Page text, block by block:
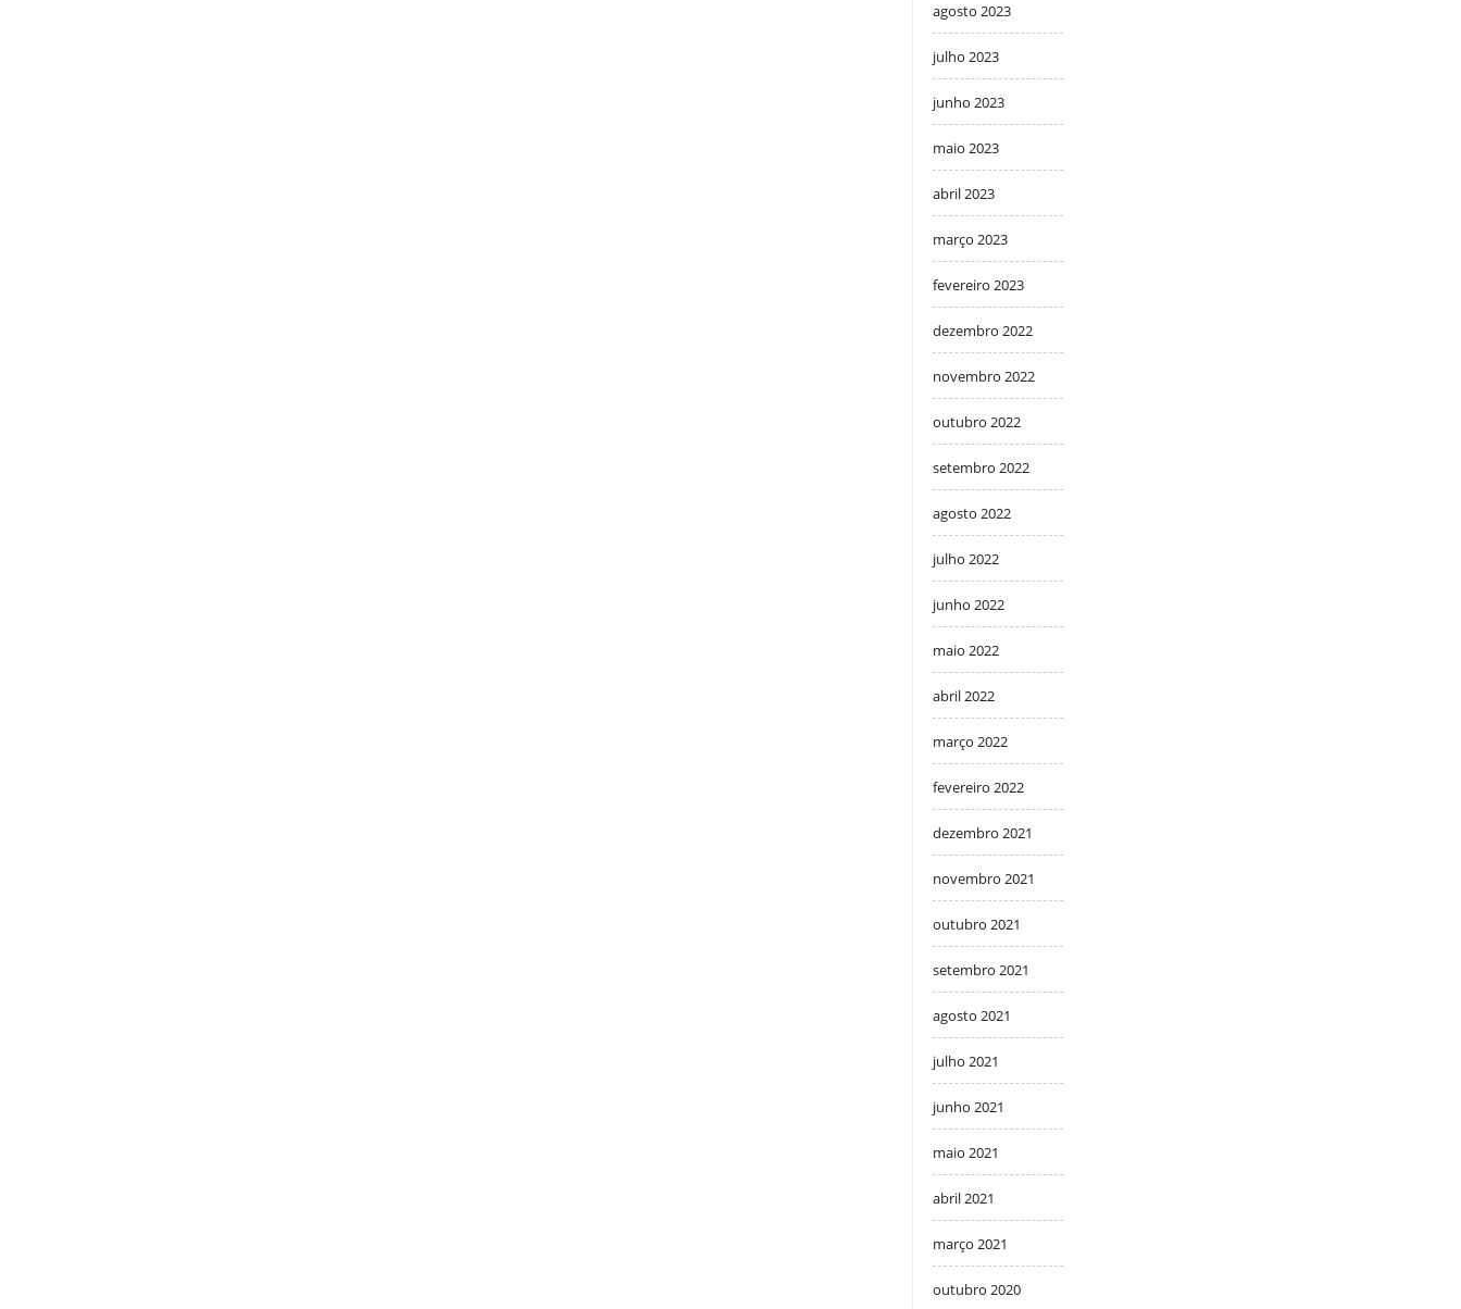
agosto 2023
julho 2023
junho 2023
maio 2023
abril 2023
março 2023
fevereiro 2023
dezembro 2022
novembro 2022
outubro 2022
setembro 2022
agosto 2022
julho 2022
junho 2022
maio 2022
abril 2022
março 2022
fevereiro 2022
dezembro 2021
novembro 2021
outubro 2021
setembro 2021
agosto 2021
julho 2021
junho 2021
maio 2021
abril 2021
março 2021
outubro 2020